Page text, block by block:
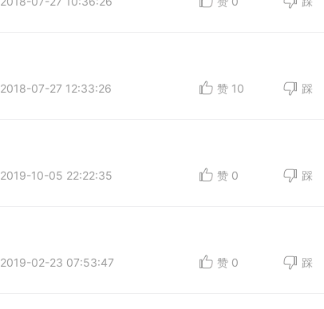
2018-07-27 12:33:26 赞 10 踩
2019-10-05 22:22:35 赞 0 踩
2019-02-23 07:53:47 赞 0 踩